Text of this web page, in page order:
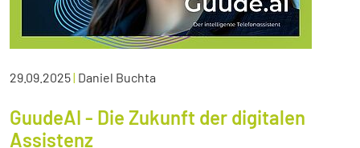
29.09.2025| Daniel Buchta
GuudeAI - Die Zukunft der digitalen
Assistenz